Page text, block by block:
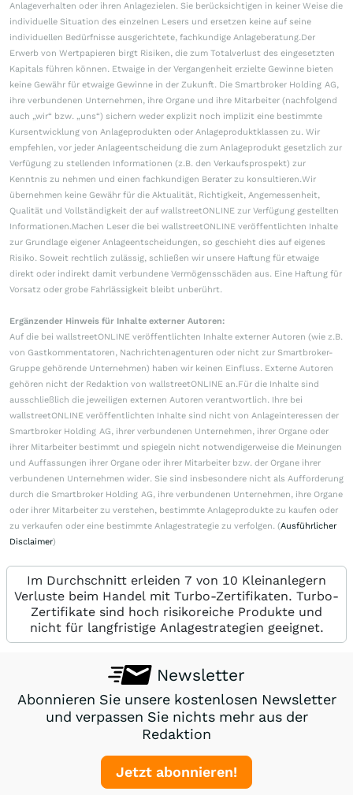
Anlageverhalten oder ihren Anlagezielen. Sie berücksichtigen in keiner Weise die
individuelle Situation des einzelnen Lesers und ersetzen keine auf seine
individuellen Bedürfnisse ausgerichtete, fachkundige Anlageberatung.Der
Erwerb von Wertpapieren birgt Risiken, die zum Totalverlust des eingesetzten
Kapitals führen können. Etwaige in der Vergangenheit erzielte Gewinne bieten
keine Gewähr für etwaige Gewinne in der Zukunft. Die Smartbroker Holding AG,
ihre verbundenen Unternehmen, ihre Organe und ihre Mitarbeiter (nachfolgend
auch „wir“ bzw. „uns“) sichern weder explizit noch implizit eine bestimmte
Kursentwicklung von Anlageprodukten oder Anlageproduktklassen zu. Wir
empfehlen, vor jeder Anlageentscheidung die zum Anlageprodukt gesetzlich zur
Verfügung zu stellenden Informationen (z.B. den Verkaufsprospekt) zur
Kenntnis zu nehmen und einen fachkundigen Berater zu konsultieren.Wir
übernehmen keine Gewähr für die Aktualität, Richtigkeit, Angemessenheit,
Qualität und Vollständigkeit der auf wallstreetONLINE zur Verfügung gestellten
Informationen.Machen Leser die bei wallstreetONLINE veröffentlichten Inhalte
zur Grundlage eigener Anlageentscheidungen, so geschieht dies auf eigenes
Risiko. Soweit rechtlich zulässig, schließen wir unsere Haftung für etwaige
direkt oder indirekt damit verbundene Vermögensschäden aus. Eine Haftung für
Vorsatz oder grobe Fahrlässigkeit bleibt unberührt.
Ergänzender Hinweis für Inhalte externer Autoren:
Auf die bei wallstreetONLINE veröffentlichten Inhalte externer Autoren (wie z.B.
von Gastkommentatoren, Nachrichtenagenturen oder nicht zur Smartbroker-
Gruppe gehörende Unternehmen) haben wir keinen Einfluss. Externe Autoren
gehören nicht der Redaktion von wallstreetONLINE an.Für die Inhalte sind
ausschließlich die jeweiligen externen Autoren verantwortlich. Ihre bei
wallstreetONLINE veröffentlichten Inhalte sind nicht von Anlageinteressen der
Smartbroker Holding AG, ihrer verbundenen Unternehmen, ihrer Organe oder
ihrer Mitarbeiter bestimmt und spiegeln nicht notwendigerweise die Meinungen
und Auffassungen ihrer Organe oder ihrer Mitarbeiter bzw. der Organe ihrer
verbundenen Unternehmen wider. Sie sind insbesondere nicht als Aufforderung
durch die Smartbroker Holding AG, ihre verbundenen Unternehmen, ihre Organe
oder ihrer Mitarbeiter zu verstehen, bestimmte Anlageprodukte zu kaufen oder
zu verkaufen oder eine bestimmte Anlagestrategie zu verfolgen. (Ausführlicher
Disclaimer)
Im Durchschnitt erleiden 7 von 10 Kleinanlegern
Verluste beim Handel mit Turbo-Zertifikaten. Turbo-
Zertifikate sind hoch risikoreiche Produkte und
nicht für langfristige Anlagestrategien geeignet.
Newsletter
Abonnieren Sie unsere kostenlosen Newsletter
und verpassen Sie nichts mehr aus der
Redaktion
Jetzt abonnieren!